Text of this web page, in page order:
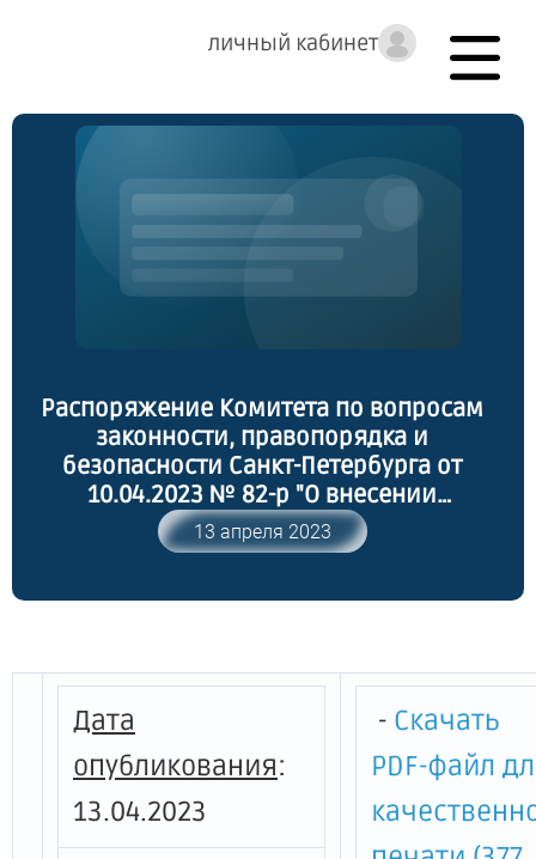
личный кабинет
Распоряжение Комитета по вопросам
законности, правопорядка и
безопасности Санкт-Петербурга от
10.04.2023 № 82-р "О внесении
изменений в распоряжение Комитета
по вопросам законности, правопорядка
13 апреля 2023
Дата
опубликования:
13.04.2023
- Скачать
PDF-файл